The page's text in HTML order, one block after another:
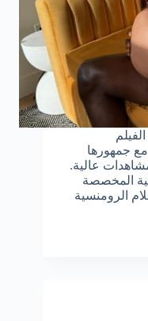
جمهورها
عالية.
المخصصة
الرومنسية